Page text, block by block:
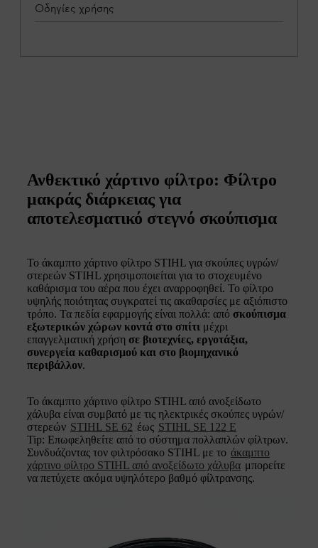
Οδηγίες χρήσης
Ανθεκτικό χάρτινο φίλτρο: Φίλτρο
μακράς διάρκειας για
αποτελεσματικό στεγνό σκούπισμα
Το άκαμπτο χάρτινο φίλτρο STIHL για σκούπες υγρών/
στερεών STIHL χρησιμοποιείται για το στοχευμένο
καθάρισμα του αέρα που έχει αναρροφηθεί. Το φίλτρο
υψηλής ποιότητας συγκρατεί τις ακαθαρσίες με αξιόπιστο
τρόπο. Τα πεδία εφαρμογής είναι πολλά: από σκούπισμα
εξωτερικών χώρων κοντά στο σπίτι μέχρι
επαγγελματική χρήση σε βιοτεχνίες, εργοτάξια,
συνεργεία καθαρισμού και στο βιομηχανικό
περιβάλλον.
Το άκαμπτο χάρτινο φίλτρο STIHL από ανοξείδωτο
χάλυβα είναι συμβατό με τις ηλεκτρικές σκούπες υγρών/
στερεών STIHL SE 62 έως STIHL SE 122 E
Tip: Επωφεληθείτε από το σύστημα πολλαπλών φίλτρων.
Συνδυάζοντας τον φιλτρόσακο STIHL με το άκαμπτο
χάρτινο φίλτρο STIHL από ανοξείδωτο χάλυβα μπορείτε
να πετύχετε ακόμα υψηλότερο βαθμό φίλτρανσης.